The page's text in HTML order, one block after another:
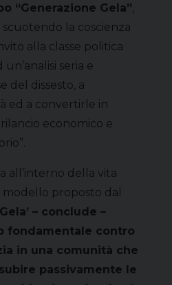
“Generazione Gela”
la coscienza
alla classe politica
seria e
del dissesto, a
ed a convertirle in
economico e
all’interno della vita
proposto dal
– conclude –
fondamentale contro
in una comunità che
passivamente le